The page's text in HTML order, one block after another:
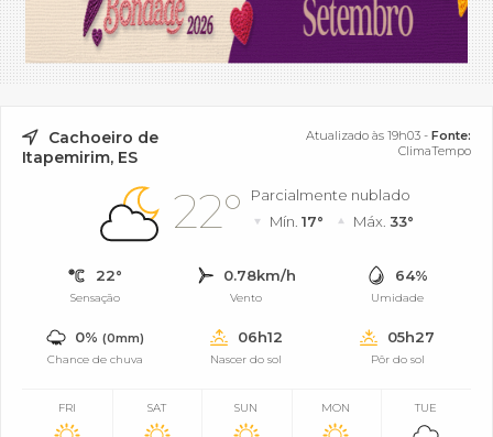
Cachoeiro de
Itapemirim, ES
Atualizado às 19h03 - Fonte:
ClimaTempo
22°
Parcialmente nublado
Mín.17° Máx.33°
22°
Sensação
0.78km/h
Vento
64%
Umidade
0% (0mm)
Chance de chuva
06h12
Nascer do sol
05h27
Pôr do sol
FRI SAT SUN MON TUE